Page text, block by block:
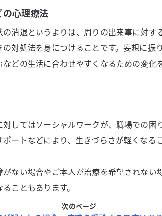
の心理療法
の消退というよりは、周りの出来事に対す
の対処法を身につけることです。妄想に振
どの生活に合わせやすくなるための変化
してはソーシャルワークが、職場での困
ートなどにより、生きづらさが軽くなる
がない場合やご本人が治療を希望されない
こともあります。
次のページ